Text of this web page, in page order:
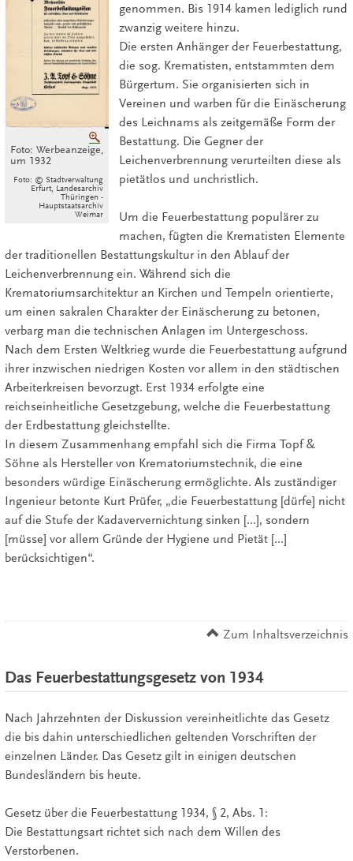
Vergrößern
Foto: Werbeanzeige,
um 1932
Foto: © Stadtverwaltung
Erfurt, Landesarchiv
Thüringen -
Hauptstaatsarchiv
Weimar
genommen. Bis 1914 kamen lediglich rund
zwanzig weitere hinzu.
Die ersten Anhänger der Feuerbestattung,
die sog. Krematisten, entstammten dem
Bürgertum. Sie organisierten sich in
Vereinen und warben für die Einäscherung
des Leichnams als zeitgemäße Form der
Bestattung. Die Gegner der
Leichenverbrennung verurteilten diese als
pietätlos und unchristlich.
Um die Feuerbestattung populärer zu
machen, fügten die Krematisten Elemente
der traditionellen Bestattungskultur in den Ablauf der
Leichenverbrennung ein. Während sich die
Krematoriumsarchitektur an Kirchen und Tempeln orientierte,
um einen sakralen Charakter der Einäscherung zu betonen,
verbarg man die technischen Anlagen im Untergeschoss.
Nach dem Ersten Weltkrieg wurde die Feuerbestattung aufgrund
ihrer inzwischen niedrigen Kosten vor allem in den städtischen
Arbeiterkreisen bevorzugt. Erst 1934 erfolgte eine
reichseinheitliche Gesetzgebung, welche die Feuerbestattung
der Erdbestattung gleichstellte.
In diesem Zusammenhang empfahl sich die Firma Topf &
Söhne als Hersteller von Krematoriumstechnik, die eine
besonders würdige Einäscherung ermöglichte. Als zuständiger
Ingenieur betonte Kurt Prüfer, „die Feuerbestattung [dürfe] nicht
auf die Stufe der Kadaververnichtung sinken [...], sondern
[müsse] vor allem Gründe der Hygiene und Pietät [...]
berücksichtigen“.
Zum Inhaltsverzeichnis
Das Feuerbestattungsgesetz von 1934
Nach Jahrzehnten der Diskussion vereinheitlichte das Gesetz
die bis dahin unterschiedlichen geltenden Vorschriften der
einzelnen Länder. Das Gesetz gilt in einigen deutschen
Bundesländern bis heute.
Gesetz über die Feuerbestattung 1934, § 2, Abs. 1:
Die Bestattungsart richtet sich nach dem Willen des
Verstorbenen.